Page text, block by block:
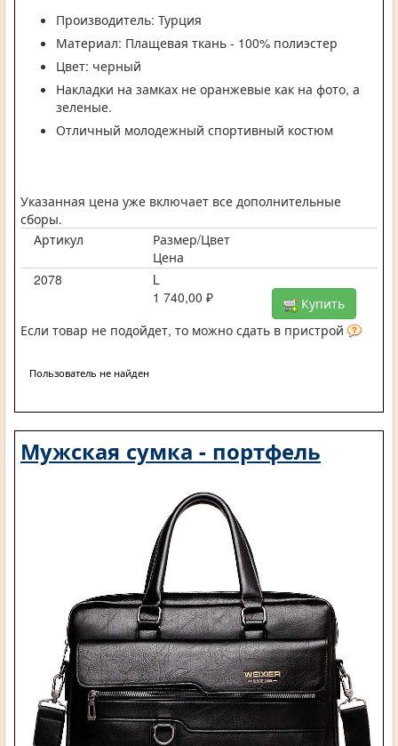
Производитель: Турция
Материал: Плащевая ткань - 100% полиэстер
Цвет: черный
Накладки на замках не оранжевые как на фото, а
зеленые.
Отличный молодежный спортивный костюм
Указанная цена уже включает все дополнительные
сборы.
Артикул
Размер/Цвет
Цена
2078
L
1 740,00 ₽
Купить
Если товар не подойдет, то можно сдать в пристрой
Пользователь не найден
Мужская сумка - портфель